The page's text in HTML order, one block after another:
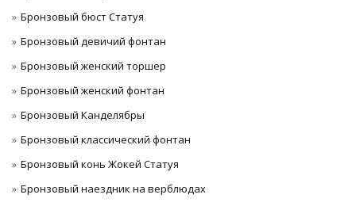
Бронзовый бюст Статуя
Бронзовый девичий фонтан
Бронзовый женский торшер
Бронзовый женский фонтан
Бронзовый Канделябры
Бронзовый классический фонтан
Бронзовый конь Жокей Статуя
Бронзовый наездник на верблюдах